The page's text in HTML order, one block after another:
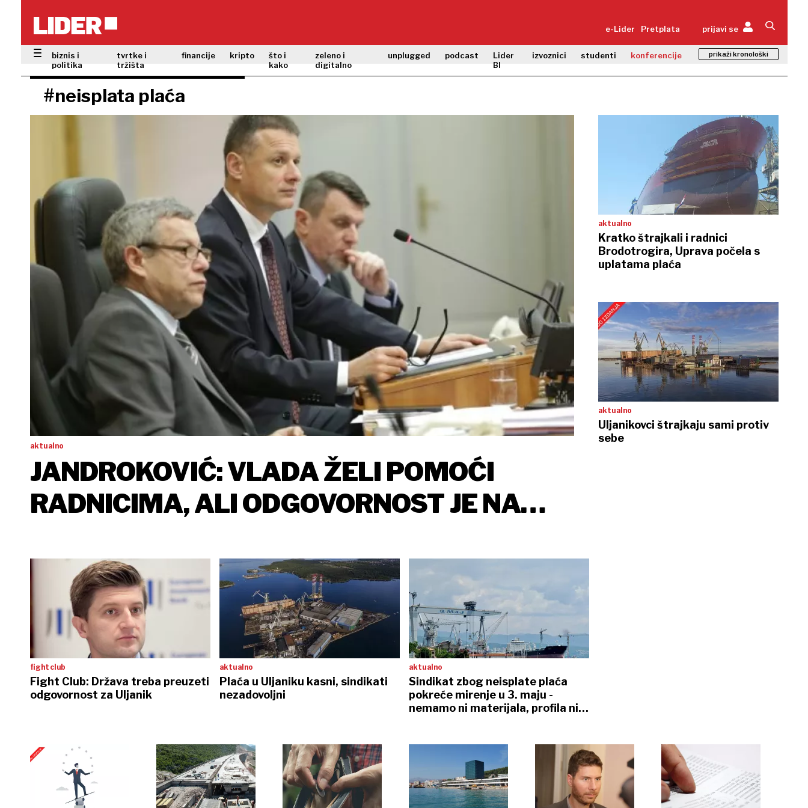
e-Lider Pretplata prijavi se
biznis i
politika
tvrtke i
tržišta
financije kripto
što i
kako
zeleno i
digitalno
unplugged podcast
Lider
BI
izvoznici studenti konferencije prikaži kronološki
#neisplata plaća
aktualno
JANDROKOVIĆ: VLADA ŽELI POMOĆI
RADNICIMA, ALI ODGOVORNOST JE NA
aktualno
Kratko štrajkali i radnici
Brodotrogira, Uprava počela s
uplatama plaća
aktualno
Uljanikovci štrajkaju sami protiv
sebe
fight club
Fight Club: Država treba preuzeti
odgovornost za Uljanik
aktualno
Plaća u Uljaniku kasni, sindikati
nezadovoljni
aktualno
Sindikat zbog neisplate plaća
pokreće mirenje u 3. maju -
nemamo ni materijala, profila ni